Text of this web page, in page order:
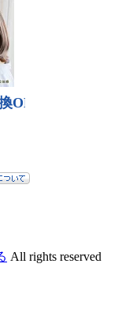
All rights reserved